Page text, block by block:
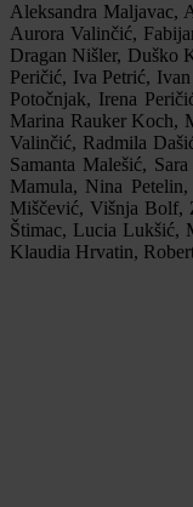
Aleksandra Maljavac,
Aurora Valinčić,
Dragan Nišler, Duško
Peričić, Iva Petrić,
Potočnjak, Irena
Marina Rauker Koch,
Valinčić, Radmila
Samanta Malešić,
Mamula, Nina
Miščević, Višnja Bolf,
Štimac, Lucia Lukšić,
Klaudia Hrvatin,